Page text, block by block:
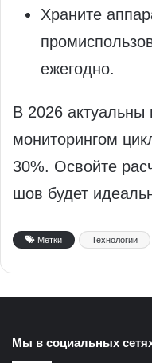
Храните
ежегодно.
В 2026
мониторингом
30%. Освойте
шов будет
Метки Технологии
Мы в социальных